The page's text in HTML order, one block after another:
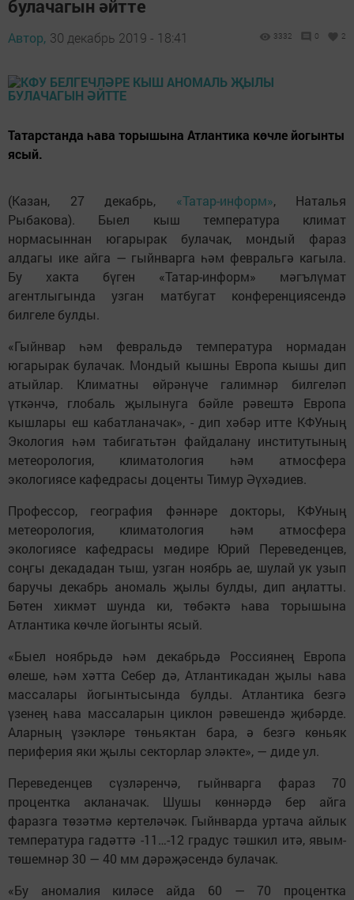
булачагын әйтте
Автор, 30 декабрь 2019 - 18:41 3332 0 2
Татарстанда һава торышына Атлантика көчле йогынты
ясый.
(Казан, 27 декабрь, «Татар-информ», Наталья
Рыбакова). Быел кыш температура климат
нормасыннан югарырак булачак, мондый фараз
алдагы ике айга — гыйнварга һәм февральгә кагыла.
Бу хакта бүген «Татар-информ» мәгълүмат
агентлыгында узган матбугат конференциясендә
билгеле булды.
«Гыйнвар һәм февральдә температура нормадан
югарырак булачак. Мондый кышны Европа кышы дип
атыйлар. Климатны өйрәнүче галимнәр билгеләп
үткәнчә, глобаль җылынуга бәйле рәвештә Европа
кышлары еш кабатланачак», - дип хәбәр итте КФУның
Экология һәм табигатьтән файдалану институтының
метеорология, климатология һәм атмосфера
экологиясе кафедрасы доценты Тимур Әүхәдиев.
Профессор, география фәннәре докторы, КФУның
метеорология, климатология һәм атмосфера
экологиясе кафедрасы мөдире Юрий Переведенцев,
соңгы декададан тыш, узган ноябрь ае, шулай ук узып
баручы декабрь аномаль җылы булды, дип аңлатты.
Бөтен хикмәт шунда ки, төбәктә һава торышына
Атлантика көчле йогынты ясый.
«Быел ноябрьдә һәм декабрьдә Россиянең Европа
өлеше, һәм хәтта Себер дә, Атлантикадан җылы һава
массалары йогынтысында булды. Атлантика безгә
үзенең һава массаларын циклон рәвешендә җибәрде.
Аларның үзәкләре төньяктан бара, ә безгә көньяк
периферия яки җылы секторлар эләкте», — диде ул.
Переведенцев сүзләренчә, гыйнварга фараз 70
процентка акланачак. Шушы көннәрдә бер айга
фаразга төзәтмә кертеләчәк. Гыйнварда уртача айлык
температура гадәттә -11…-12 градус тәшкил итә, явым-
төшемнәр 30 — 40 мм дәрәҗәсендә булачак.
«Бу аномалия киләсе айда 60 — 70 процентка